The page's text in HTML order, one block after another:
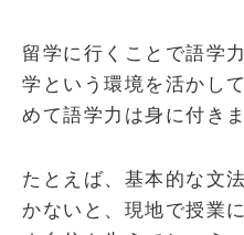
留学に行くことで語学
学という環境を活かし
めて語学力は身に付きま
たとえば、基本的な文
かないと、現地で授業